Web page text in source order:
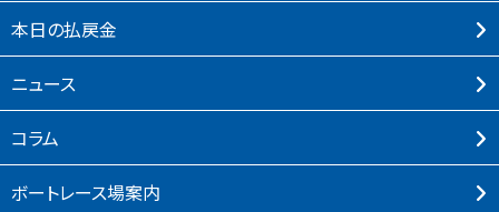
本⽇の払戻⾦
ニュース
コラム
ボートレース場案内